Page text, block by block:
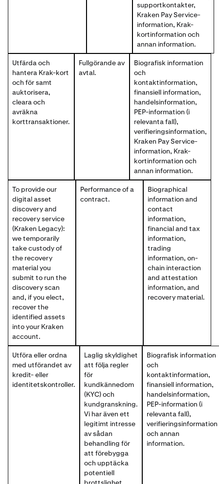
supportkontakter,
Kraken Pay Service-
information, Krak-
kortinformation och
annan information.
Utfärda och
hantera Krak-kort
och för samt
auktorisera,
cleara och
avräkna
korttransaktioner.
Fullgörande av
avtal.
Biografisk information
och
kontaktinformation,
finansiell information,
handelsinformation,
PEP-information (i
relevanta fall),
verifieringsinformation,
Kraken Pay Service-
information, Krak-
kortinformation och
annan information.
To provide our
digital asset
discovery and
recovery service
(Kraken Legacy):
we temporarily
take custody of
the recovery
material you
submit to run the
discovery scan
and, if you elect,
recover the
identified assets
into your Kraken
account.
Performance of a
contract.
Biographical
information and
contact
information,
financial and tax
information,
trading
information, on-
chain interaction
and attestation
information, and
recovery material.
Utföra eller ordna
med utförandet av
kredit- eller
identitetskontroller.
Laglig skyldighet
att följa regler
för
kundkännedom
(KYC) och
kundgranskning.
Vi har även ett
legitimt intresse
av sådan
behandling för
att förebygga
och upptäcka
potentiell
Biografisk information
och
kontaktinformation,
finansiell information,
handelsinformation,
PEP-information (i
relevanta fall),
verifieringsinformation
och annan
information.